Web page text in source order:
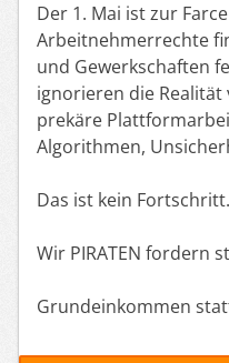
Der 1. Mai ist zur
Arbeitnehmerrechte
und Gewerkschaften
ignorieren die
prekäre
Algorithmen,
Das ist kein
Wir PIRATEN fordern
Grundeinkommen